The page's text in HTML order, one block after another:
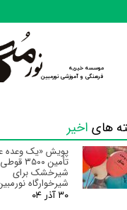
موسسه خیریه
​​​​​​​فرهنگی و آموزشی نورمبین
های اخیر
پویش «یک وعده
تأمین ۳۵۰۰ قوطی
شیرخشک برای
شیرخوارگاه
۳۰ آذر ۰۴